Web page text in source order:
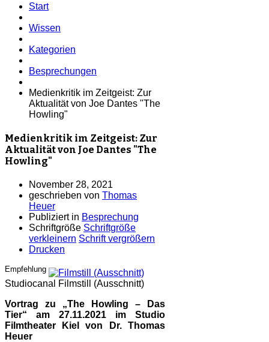
Start
Wissen
Kategorien
Besprechungen
Medienkritik im Zeitgeist: Zur
Aktualität von Joe Dantes "The
Howling"
Medienkritik im Zeitgeist: Zur
Aktualität von Joe Dantes "The
Howling"
November 28, 2021
geschrieben von Thomas
Heuer
Publiziert in Besprechung
Schriftgröße Schriftgröße
verkleinern Schrift vergrößern
Drucken
Empfehlung
Studiocanal
Filmstill (Ausschnitt)
Vortrag zu „The Howling – Das
Tier“ am 27.11.2021 im Studio
Filmtheater Kiel von Dr. Thomas
Heuer